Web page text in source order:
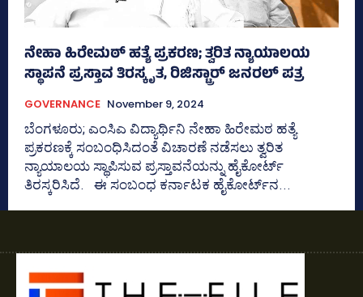
ನೇಹಾ ಹಿರೇಮಠ್‌ ಹತ್ಯೆ ಪ್ರಕರಣ; ತ್ವರಿತ ನ್ಯಾಯಾಲಯ
ಸ್ಥಾಪನೆ ಪ್ರಸ್ತಾವ ತಿರಸ್ಕೃತ, ರಿಜಿಸ್ಟ್ರಾರ್ ಜನರಲ್ ಪತ್ರ
GOVERNANCE November 9, 2024
ಬೆಂಗಳೂರು; ಎಂಸಿಎ ವಿದ್ಯಾರ್ಥಿನಿ ನೇಹಾ ಹಿರೇಮಠ ಹತ್ಯೆ
ಪ್ರಕರಣಕ್ಕೆ ಸಂಬಂಧಿಸಿದಂತೆ ವಿಚಾರಣೆ ನಡೆಸಲು ತ್ವರಿತ
ನ್ಯಾಯಾಲಯ ಸ್ಥಾಪಿಸುವ ಪ್ರಸ್ತಾವನೆಯನ್ನು ಹೈಕೋರ್ಟ್
ತಿರಸ್ಕರಿಸಿದೆ. ಈ ಸಂಬಂಧ ಕರ್ನಾಟಕ ಹೈಕೋರ್ಟ್‌ನ...